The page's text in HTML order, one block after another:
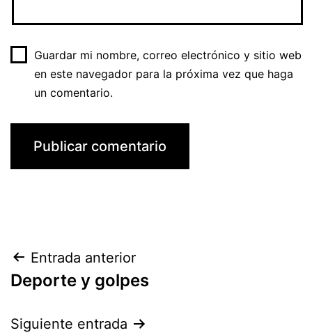
Guardar mi nombre, correo electrónico y sitio web
en este navegador para la próxima vez que haga
un comentario.
Navegación
de
entradas
Entrada anterior
Deporte y golpes
Siguiente entrada